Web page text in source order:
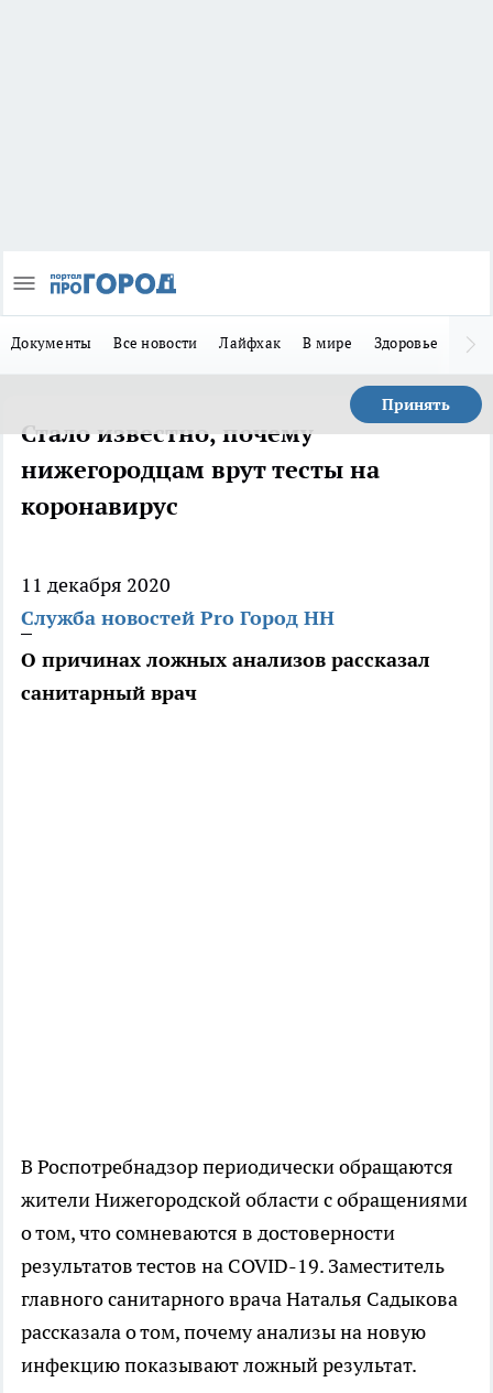
Документы Все новости Лайфхак В мире Здоровье
Принять
Стало известно, почему
нижегородцам врут тесты на
коронавирус
11 декабря 2020
Служба новостей Pro Город НН
О причинах ложных анализов рассказал
санитарный врач
В Роспотребнадзор периодически обращаются
жители Нижегородской области с обращениями
о том, что сомневаются в достоверности
результатов тестов на COVID-19. Заместитель
главного санитарного врача Наталья Садыкова
рассказала о том, почему анализы на новую
инфекцию показывают ложный результат.